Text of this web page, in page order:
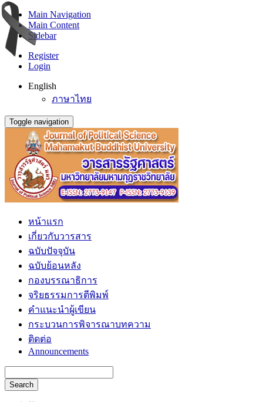
Main Navigation
Main Content
Sidebar
Register
Login
English
ภาษาไทย
Toggle navigation
หน้าแรก
เกี่ยวกับวารสาร
ฉบับปัจจุบัน
ฉบับย้อนหลัง
กองบรรณาธิการ
จริยธรรมการตีพิมพ์
คำแนะนำผู้เขียน
กระบวนการพิจารณาบทความ
ติดต่อ
Announcements
Search